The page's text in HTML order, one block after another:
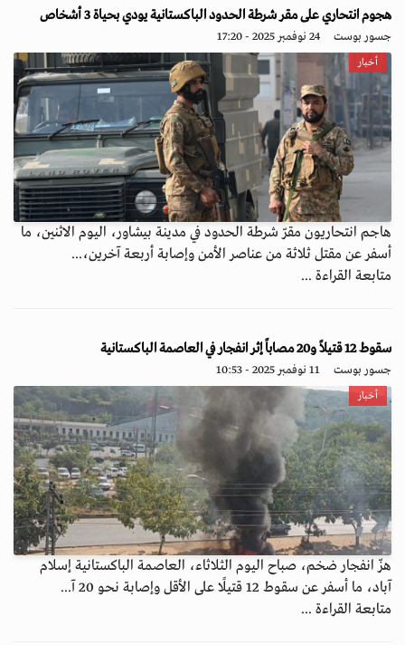
هجوم انتحاري على مقر شرطة الحدود الباكستانية يودي بحياة 3 أشخاص
جسور بوست 24 نوفمبر 2025 - 17:20
أخبار
هاجم انتحاريون مقرّ شرطة الحدود في مدينة بيشاور، اليوم الاثنين، ما
أسفر عن مقتل ثلاثة من عناصر الأمن وإصابة أربعة آخرين،...
متابعة القراءة ...
سقوط 12 قتيلاً و20 مصاباً إثر انفجار في العاصمة الباكستانية
جسور بوست 11 نوفمبر 2025 - 10:53
أخبار
هزّ انفجار ضخم، صباح اليوم الثلاثاء، العاصمة الباكستانية إسلام
آباد، ما أسفر عن سقوط 12 قتيلًا على الأقل وإصابة نحو 20 آ...
متابعة القراءة ...